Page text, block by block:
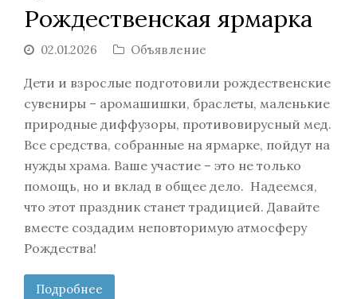
Рождественская ярмарка
02.01.2026 Объявление
Дети и взрослые подготовили рождественские
сувениры – аромашишки, браслеты, маленькие
природные диффузоры, противовирусный мед.
Все средства, собранные на ярмарке, пойдут на
нужды храма. Ваше участие – это не только
помощь, но и вклад в общее дело. Надеемся,
что этот праздник станет традицией. Давайте
вместе создадим неповторимую атмосферу
Рождества!
Подробнее